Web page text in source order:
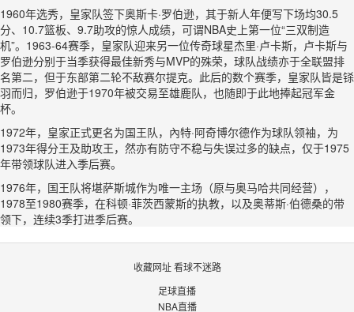
1960年选秀，皇家队签下奥斯卡·罗伯逊，其于新人年便写下场均30.5
分、10.7篮板、9.7助攻的惊人成绩，可谓NBA史上第一位“三双制造
机”。1963-64赛季，皇家队迎来另一位传奇球星杰里·卢卡斯，卢卡斯与
罗伯逊分别于当季获得最佳新秀与MVP的殊荣，球队战绩亦于全联盟排
名第二，但于东部第二轮不敌赛尔提克。此后的数个赛季，皇家队皆是铩
羽而归，罗伯逊于1970年被交易至雄鹿队，也随即于此地捧起冠军金
杯。
1972年，皇家正式更名为国王队，內特·阿奇博尔德作为球队领袖，为
1973年得分王及助攻王，然亦有防守不稳与失误过多的缺点，仅于1975
年带领球队进入季后赛。
1976年，国王队将堪萨斯城作为唯一主场（原与奥马哈共同经营），
1978至1980赛季，在科顿·菲茨西蒙斯的执教，以及奥蒂斯·伯德桑的带
领下，连续3季打进季后赛。
收藏网址 看球不迷路
足球直播
NBA直播